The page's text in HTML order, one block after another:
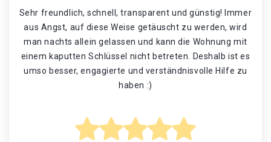
Sehr freundlich, schnell, transparent und günstig! Immer
aus Angst, auf diese Weise getäuscht zu werden, wird
man nachts allein gelassen und kann die Wohnung mit
einem kaputten Schlüssel nicht betreten. Deshalb ist es
umso besser, engagierte und verständnisvolle Hilfe zu
haben :)